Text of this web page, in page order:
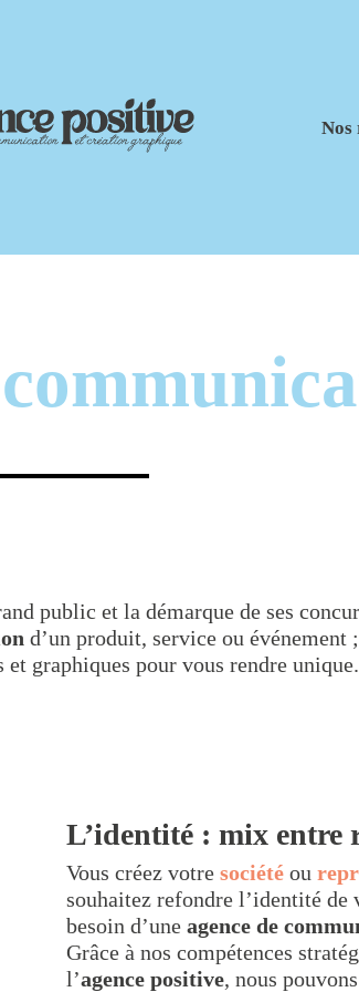
Nos
public et la démarque de ses
d’un produit, service ou événement
et graphiques pour vous rendre unique.
L’identité : mix entre
Vous créez votre société ou
souhaitez refondre l’identité de
besoin d’une agence de
Grâce à nos compétences
l’agence positive, nous